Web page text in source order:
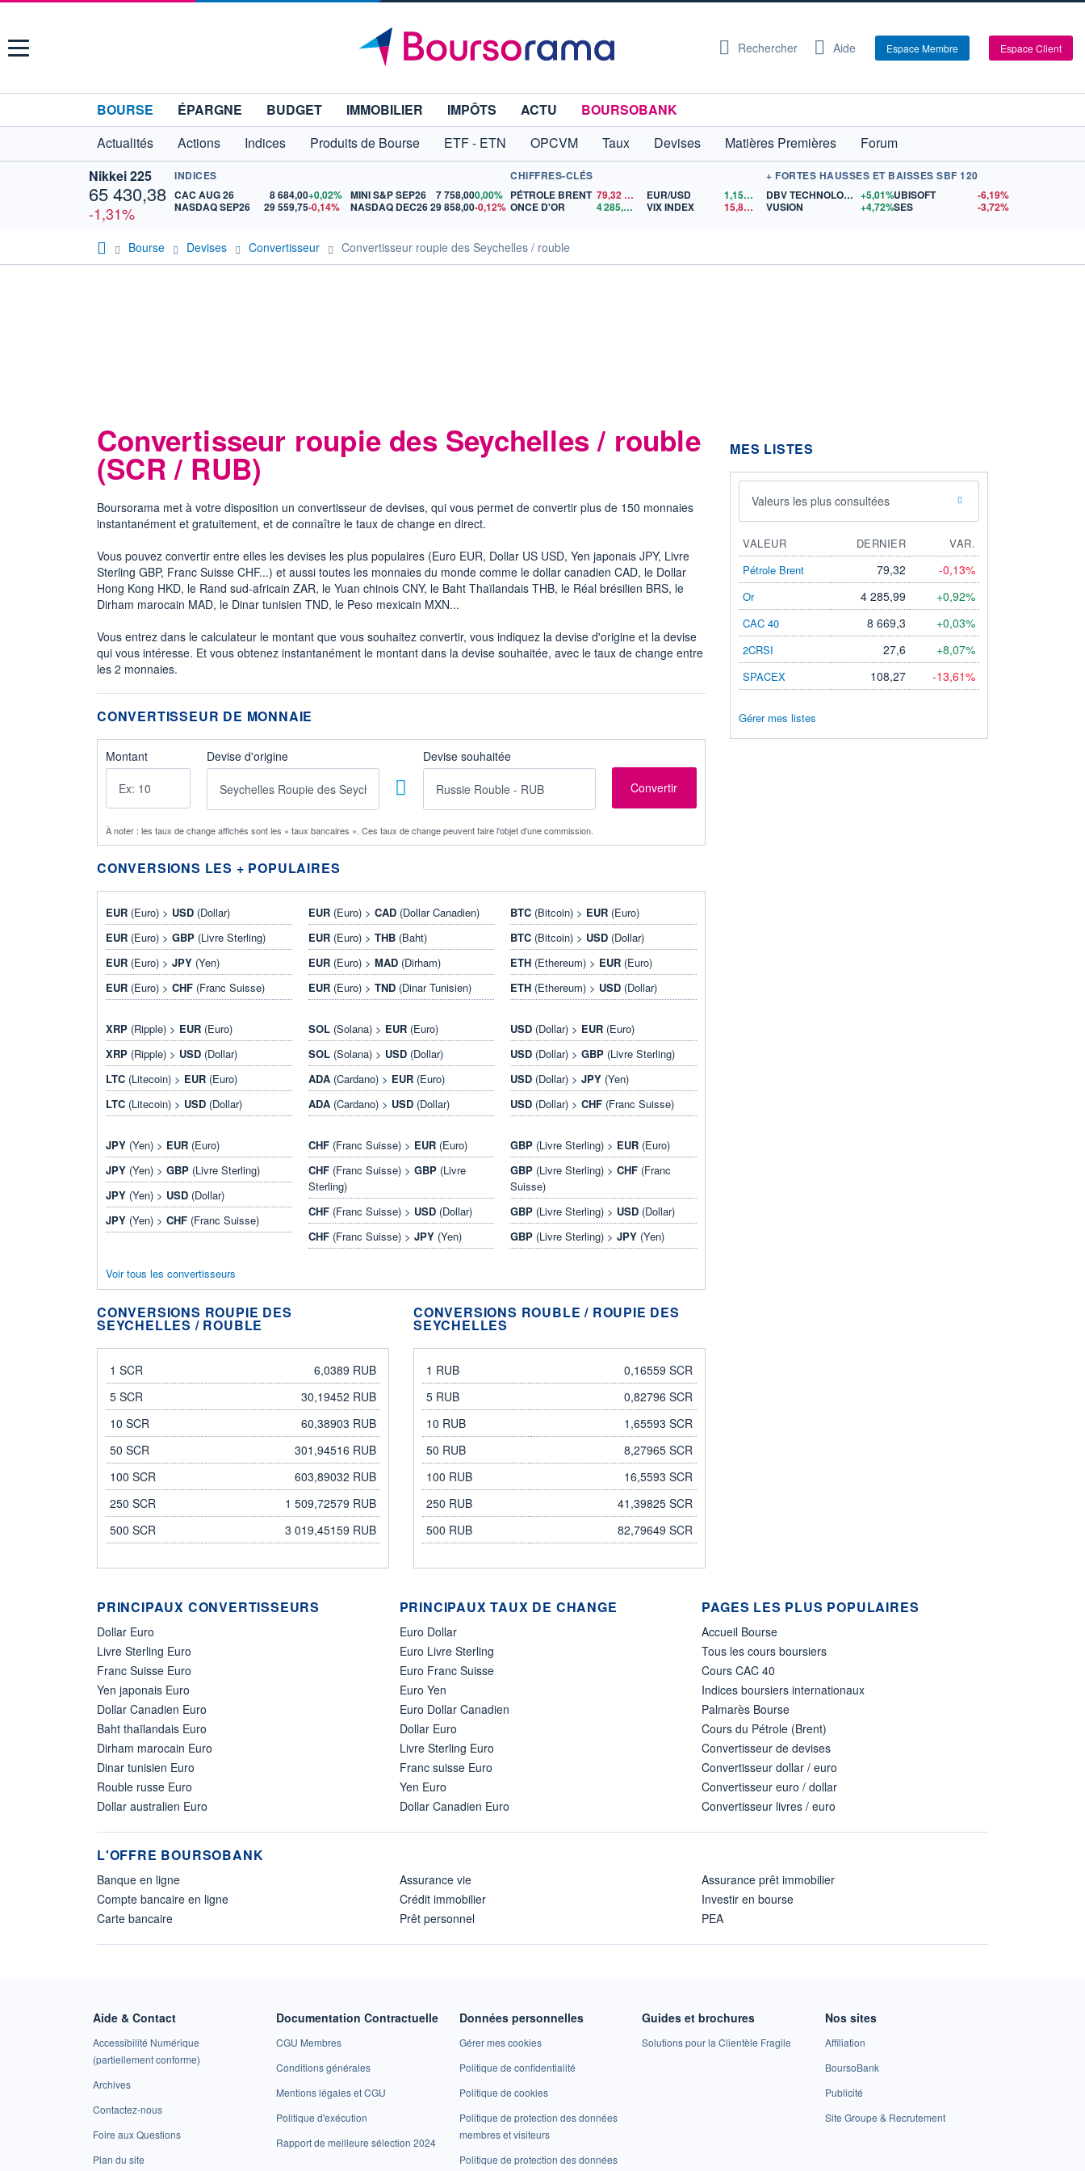
Menu Rechercher Aide Espace Membre Espace Client
BOURSE ÉPARGNE BUDGET IMMOBILIER IMPÔTS ACTU
BOURSOBANK
Actualités
Actions Indices Produits de Bourse ETF - ETN OPCVM Taux Devises Matières Premières
Forum
Nikkei 225
65 430,38
-1,31%
INDICES
CAC AUG 26
8 684,00+0,02%
NASDAQ SEP26
29 559,75-0,14%
MINI S&P SEP26 7 758,000,00%
NASDAQ DEC2629 858,00-0,12%
CHIFFRES-CLÉS
PÉTROLE BRENT 79,32
ONCE D'OR
4 285,99 $US
EUR/USD 1,1557
$US
VIX INDEX
15,81$US
+ FORTES HAUSSES ET BAISSES SBF 120
DBV TECHNOLOGIES +5,01%
VUSION
+4,72%
UBISOFT
-6,19%
SES
-3,72%
Bourse Devises Convertisseur Convertisseur roupie des Seychelles / rouble
Convertisseur roupie des Seychelles / rouble
(SCR / RUB)
Boursorama met à votre disposition un convertisseur de devises, qui vous permet de convertir plus de 150 monnaies
instantanément et gratuitement, et de connaître le taux de change en direct.
Vous pouvez convertir entre elles les devises les plus populaires (Euro EUR, Dollar US USD, Yen japonais JPY, Livre
Sterling GBP, Franc Suisse CHF...) et aussi toutes les monnaies du monde comme le dollar canadien CAD, le Dollar
Hong Kong HKD, le Rand sud-africain ZAR, le Yuan chinois CNY, le Baht Thaïlandais THB, le Réal brésilien BRS, le
Dirham marocain MAD, le Dinar tunisien TND, le Peso mexicain MXN...
Vous entrez dans le calculateur le montant que vous souhaitez convertir, vous indiquez la devise d'origine et la devise
qui vous intéresse. Et vous obtenez instantanément le montant dans la devise souhaitée, avec le taux de change entre
les 2 monnaies.
CONVERTISSEUR DE MONNAIE
Montant Devise d'origine Devise souhaitée
À noter : les taux de change affichés sont les « taux bancaires ». Ces taux de change peuvent faire l'objet d'une commission.
CONVERSIONS LES + POPULAIRES
EUR (Euro) > USD (Dollar)
EUR (Euro) > GBP (Livre Sterling)
EUR (Euro) > JPY (Yen)
EUR (Euro) > CHF (Franc Suisse)
EUR(Euro) > CAD(Dollar Canadien)
EUR(Euro) > THB(Baht)
EUR(Euro) > MAD(Dirham)
EUR(Euro) > TND(Dinar Tunisien)
BTC (Bitcoin) > EUR (Euro)
BTC (Bitcoin) > USD (Dollar)
ETH (Ethereum) > EUR (Euro)
ETH (Ethereum) > USD (Dollar)
XRP (Ripple) > EUR (Euro)
XRP (Ripple) > USD (Dollar)
LTC (Litecoin) > EUR (Euro)
LTC (Litecoin) > USD (Dollar)
SOL(Solana) > EUR(Euro)
SOL(Solana) > USD(Dollar)
ADA(Cardano) > EUR(Euro)
ADA(Cardano) > USD(Dollar)
USD (Dollar) > EUR (Euro)
USD (Dollar) >GBP (Livre Sterling)
USD (Dollar) >JPY (Yen)
USD (Dollar) >CHF (Franc Suisse)
JPY (Yen) > EUR (Euro)
JPY (Yen) > GBP (Livre Sterling)
JPY (Yen) > USD (Dollar)
JPY (Yen) > CHF (Franc Suisse)
CHF(Franc Suisse) > EUR(Euro)
CHF(Franc Suisse) > GBP(Livre
Sterling)
CHF(Franc Suisse) > USD(Dollar)
CHF(Franc Suisse) > JPY(Yen)
GBP (Livre Sterling) > EUR (Euro)
GBP (Livre Sterling) >CHF (Franc
Suisse)
GBP (Livre Sterling) > USD (Dollar)
GBP (Livre Sterling) >JPY (Yen)
Voir tous les convertisseurs
CONVERSIONS ROUPIE DES
SEYCHELLES / ROUBLE
roupie des Seychelles
rouble
1 SCR
6,0389 RUB
5 SCR
30,19452 RUB
10 SCR
60,38903 RUB
50 SCR
301,94516 RUB
100 SCR
603,89032 RUB
250 SCR
1 509,72579 RUB
500 SCR
3 019,45159 RUB
CONVERSIONS ROUBLE / ROUPIE DES
SEYCHELLES
rouble
roupie des Seychelles
1 RUB
0,16559 SCR
5 RUB
0,82796 SCR
10 RUB
1,65593 SCR
50 RUB
8,27965 SCR
100 RUB
16,5593 SCR
250 RUB
41,39825 SCR
500 RUB
82,79649 SCR
MES LISTES
Valeurs les plus consultées
VALEUR DERNIER
VAR.
Pétrole Brent
79,32 -0,13%
Or 4 285,99 +0,92%
CAC 40 8 669,3 +0,03%
2CRSI 27,6 +8,07%
SPACEX 108,27 -13,61%
Gérer mes listes
PRINCIPAUX CONVERTISSEURS
Dollar Euro
Livre Sterling Euro
Franc Suisse Euro
Yen japonais Euro
Dollar Canadien Euro
Baht thaïlandais Euro
Dirham marocain Euro
Dinar tunisien Euro
Rouble russe Euro
Dollar australien Euro
PRINCIPAUX TAUX DE CHANGE
Euro Dollar
Euro Livre Sterling
Euro Franc Suisse
Euro Yen
Euro Dollar Canadien
Dollar Euro
Livre Sterling Euro
Franc suisse Euro
Yen Euro
Dollar Canadien Euro
PAGES LES PLUS POPULAIRES
Accueil Bourse
Tous les cours boursiers
Cours CAC 40
Indices boursiers internationaux
Palmarès Bourse
Cours du Pétrole (Brent)
Convertisseur de devises
Convertisseur dollar / euro
Convertisseur euro / dollar
Convertisseur livres / euro
L'OFFRE BOURSOBANK
Banque en ligne
Compte bancaire en ligne
Carte bancaire
Assurance vie
Crédit immobilier
Prêt personnel
Assurance prêt immobilier
Investir en bourse
PEA
Aide & Contact
Accessibilité Numérique
(partiellement conforme)
Archives
Contactez-nous
Foire aux Questions
Plan du site
Documentation Contractuelle
CGU Membres
Conditions générales
Mentions légales et CGU
Politique d'exécution
Rapport de meilleure sélection 2024
Données personnelles
Gérer mes cookies
Politique de confidentialité
Politique de cookies
Politique de protection des données
membres et visiteurs
Politique de protection des données
Guides et brochures
Solutions pour la Clientèle Fragile
Nos sites
Affiliation
BoursoBank
Publicité
Site Groupe & Recrutement